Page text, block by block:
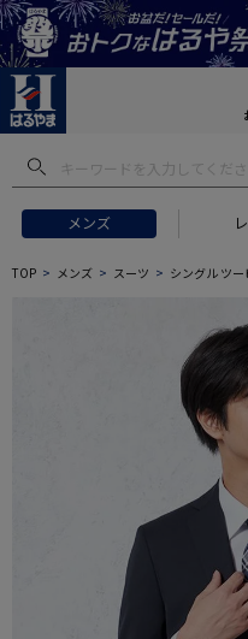
メンズ
TOP メンズ スーツ シングル ツ